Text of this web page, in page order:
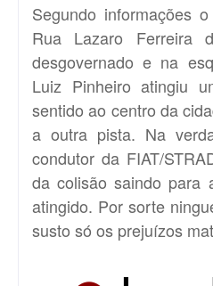
Segundo informações
Rua Lazaro Ferreira
desgovernado e na
Luiz Pinheiro atingiu
sentido ao centro da
a outra pista. Na
condutor da FIAT/
da colisão saindo para
atingido. Por sorte
susto só os prejuízos